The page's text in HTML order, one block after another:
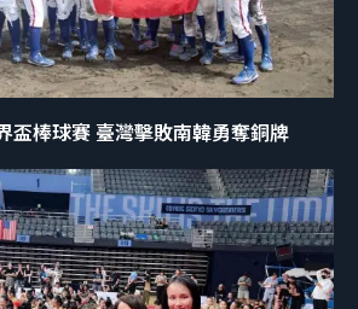
盃棒球賽 臺灣擊敗南韓勇奪銅牌